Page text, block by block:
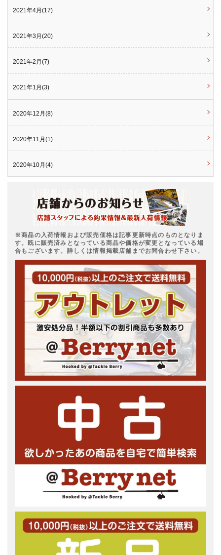
2021年4月(17)
2021年3月(20)
2021年2月(7)
2021年1月(3)
2020年12月(8)
2020年11月(1)
2020年10月(4)
※商品の入荷情報および販売価格は記事更新時点のものとなりま
す。既に販売済みとなっている商品や価格が変更となっている場
合もございます。詳しくは情報掲載店舗までお問合わせ下さい。